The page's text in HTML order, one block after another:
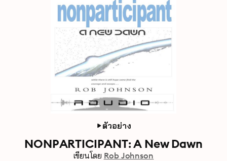
ตัวอย่าง
NONPARTICIPANT: A New Dawn
เขียนโดย Rob Johnson